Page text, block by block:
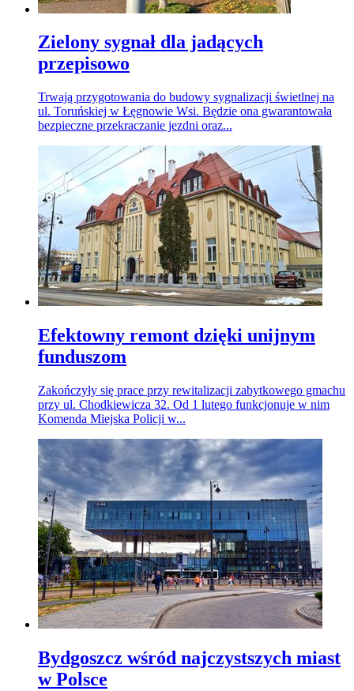
Zielony sygnał dla jadących
przepisowo
Trwają przygotowania do budowy sygnalizacji świetlnej na
ul. Toruńskiej w Łęgnowie Wsi. Będzie ona gwarantowała
bezpieczne przekraczanie jezdni oraz...
Efektowny remont dzięki unijnym
funduszom
Zakończyły się prace przy rewitalizacji zabytkowego gmachu
przy ul. Chodkiewicza 32. Od 1 lutego funkcjonuje w nim
Komenda Miejska Policji w...
Bydgoszcz wśród najczystszych miast
w Polsce